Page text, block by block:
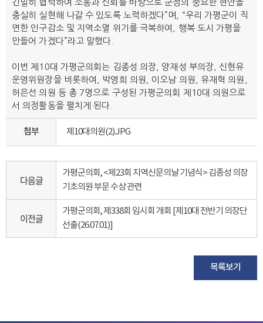
긴밀히 협력하여 소통과 신뢰를 바탕으로 군정의 중요한 현안을
충실히 실현해 나갈 수 있도록 노력하겠다”며, “우리 가평군이 직
면한 인구감소 및 지역소멸 위기를 극복하여, 행복 도시 가평을
만들어 가겠다”라고 말했다.
이번 제10대 가평군의회는 김종성 의장, 양재성 부의장, 신현유
운영위원장을 비롯하여, 박영희 의원, 이오남 의원, 유재혁 의원,
허은선 의원 등 총 7명으로 구성된 가평군의회 제10대 의원으로
서 의정활동을 펼치게 된다.
첨부 제10대의원(2).JPG
다음글
가평군의회, <제23회 지역신문의날 기념식> 김종성 의장
기초의원 부문 수상 관련
이전글
가평군의회, 제338회 임시회 개회 [제10대 전반기 의장단
선출(26.07.01)]
목록보기